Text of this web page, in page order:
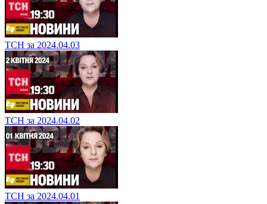
ТСН за 2024.04.03
ТСН за 2024.04.02
ТСН за 2024.04.01